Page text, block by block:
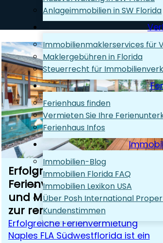
Wir beraten Sie gern!
+1
Anlageimmobilien in SW Florida
Immobilienmaklerservices für
Maklergebühren in Florida
Steuerrecht für
Ferienhaus finden
Vermieten Sie Ihre
Ferienhaus Infos
Immobilien-Blog
Immobilien Florida FAQ
Immobilien Lexikon USA
Über Posh International
Kundenstimmen
Erfolgreiche
Ferienvermietung Naples
und Marco Island: Ihr Weg
zur rentablen Immobilie
Erfolgreiche Ferienvermietung
Naples FLA Südwestflorida ist ein